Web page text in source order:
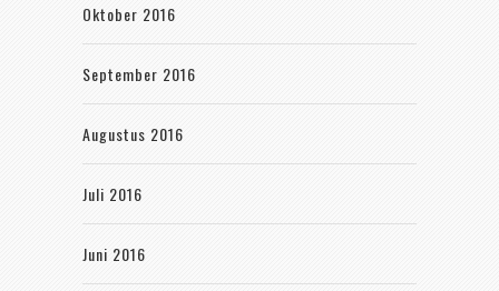
Oktober 2016
September 2016
Augustus 2016
Juli 2016
Juni 2016